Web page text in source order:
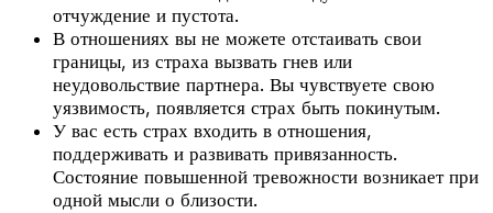
отчуждение и пустота.
В отношениях вы не можете отстаивать свои
границы, из страха вызвать гнев или
неудовольствие партнера. Вы чувствуете свою
уязвимость, появляется страх быть покинутым.
У вас есть страх входить в отношения,
поддерживать и развивать привязанность.
Состояние повышенной тревожности возникает при
одной мысли о близости.